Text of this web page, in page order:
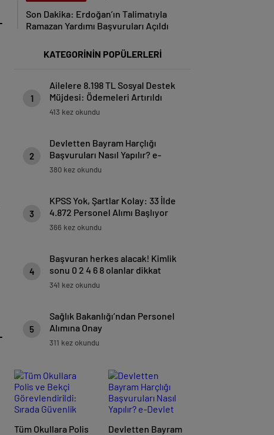
Son Dakika: Erdoğan’ın Talimatıyla
Ramazan Yardımı Başvuruları Açıldı
KATEGORİNİN POPÜLERLERİ
1
Ailelere 8.198 TL Sosyal Destek
Müjdesi: Ödemeleri Artırıldı
413 kez okundu
2
Devletten Bayram Harçlığı
Başvuruları Nasıl Yapılır? e-
Devlet Bayram Yardımı Kimlere
380 kez okundu
3
KPSS Yok, Şartlar Kolay: 33 İlde
4.872 Personel Alımı Başlıyor
366 kez okundu
4
Başvuran herkes alacak! Kimlik
sonu 0 2 4 6 8 olanlar dikkat
341 kez okundu
5
Sağlık Bakanlığı’ndan Personel
Alımına Onay
311 kez okundu
Tüm Okullara Polis
Devletten Bayram